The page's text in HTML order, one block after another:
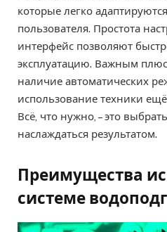
которые легко
пользователя. Простота
интерфейс позволяют
эксплуатацию. Важным
наличие автоматических
использование техники
Всё, что нужно, – это
наслаждаться результатом.
Преимущества
системе